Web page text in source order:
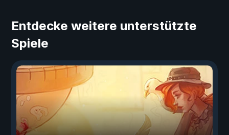
Entdecke weitere unterstützte
Spiele